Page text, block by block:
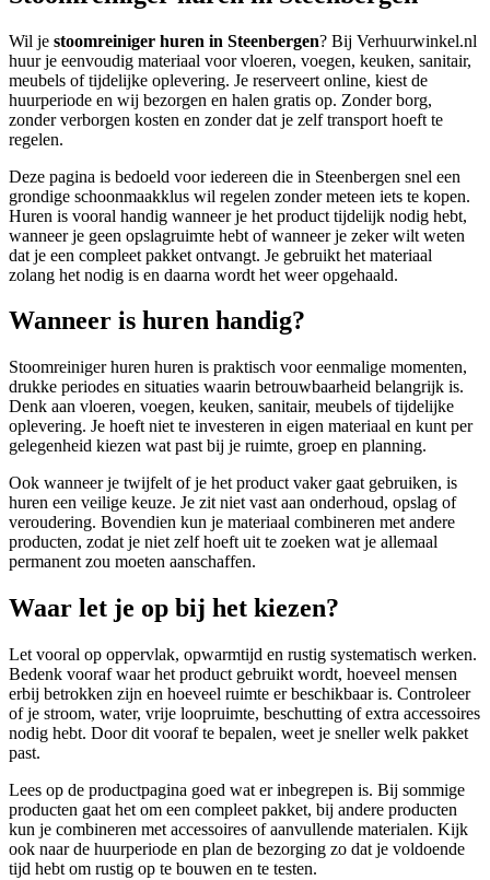
Wil je stoomreiniger huren in Steenbergen? Bij Verhuurwinkel.nl
huur je eenvoudig materiaal voor vloeren, voegen, keuken, sanitair,
meubels of tijdelijke oplevering. Je reserveert online, kiest de
huurperiode en wij bezorgen en halen gratis op. Zonder borg,
zonder verborgen kosten en zonder dat je zelf transport hoeft te
regelen.
Deze pagina is bedoeld voor iedereen die in Steenbergen snel een
grondige schoonmaakklus wil regelen zonder meteen iets te kopen.
Huren is vooral handig wanneer je het product tijdelijk nodig hebt,
wanneer je geen opslagruimte hebt of wanneer je zeker wilt weten
dat je een compleet pakket ontvangt. Je gebruikt het materiaal
zolang het nodig is en daarna wordt het weer opgehaald.
Wanneer is huren handig?
Stoomreiniger huren huren is praktisch voor eenmalige momenten,
drukke periodes en situaties waarin betrouwbaarheid belangrijk is.
Denk aan vloeren, voegen, keuken, sanitair, meubels of tijdelijke
oplevering. Je hoeft niet te investeren in eigen materiaal en kunt per
gelegenheid kiezen wat past bij je ruimte, groep en planning.
Ook wanneer je twijfelt of je het product vaker gaat gebruiken, is
huren een veilige keuze. Je zit niet vast aan onderhoud, opslag of
veroudering. Bovendien kun je materiaal combineren met andere
producten, zodat je niet zelf hoeft uit te zoeken wat je allemaal
permanent zou moeten aanschaffen.
Waar let je op bij het kiezen?
Let vooral op oppervlak, opwarmtijd en rustig systematisch werken.
Bedenk vooraf waar het product gebruikt wordt, hoeveel mensen
erbij betrokken zijn en hoeveel ruimte er beschikbaar is. Controleer
of je stroom, water, vrije loopruimte, beschutting of extra accessoires
nodig hebt. Door dit vooraf te bepalen, weet je sneller welk pakket
past.
Lees op de productpagina goed wat er inbegrepen is. Bij sommige
producten gaat het om een compleet pakket, bij andere producten
kun je combineren met accessoires of aanvullende materialen. Kijk
ook naar de huurperiode en plan de bezorging zo dat je voldoende
tijd hebt om rustig op te bouwen en te testen.